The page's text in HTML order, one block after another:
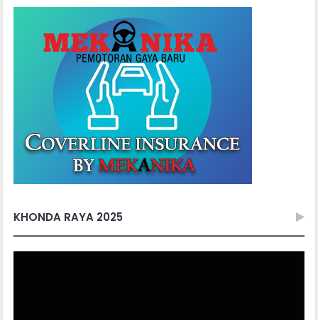
KHONDA RAYA 2025